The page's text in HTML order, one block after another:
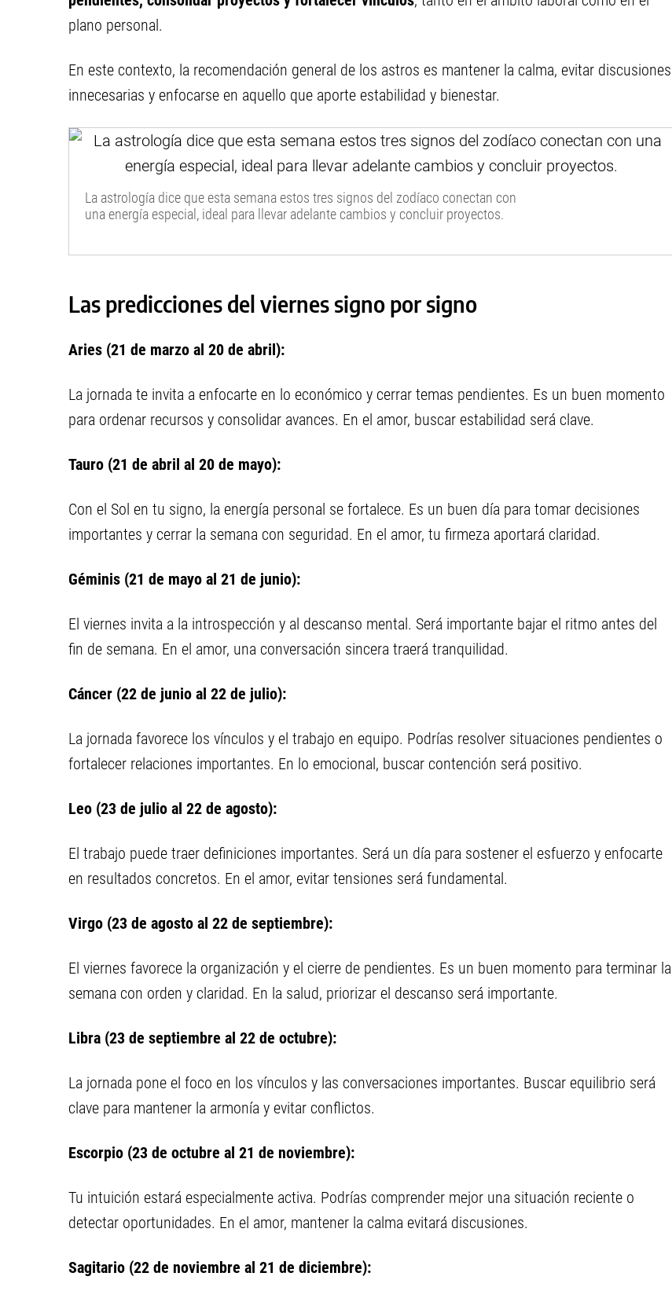
plano personal.
En este contexto, la recomendación general de los astros es mantener la calma, evitar discusiones
innecesarias y enfocarse en aquello que aporte estabilidad y bienestar.
La astrología dice que esta semana estos tres signos del zodíaco conectan con
una energía especial, ideal para llevar adelante cambios y concluir proyectos.
Las predicciones del viernes signo por signo
Aries (21 de marzo al 20 de abril):
La jornada te invita a enfocarte en lo económico y cerrar temas pendientes. Es un buen momento
para ordenar recursos y consolidar avances. En el amor, buscar estabilidad será clave.
Tauro (21 de abril al 20 de mayo):
Con el Sol en tu signo, la energía personal se fortalece. Es un buen día para tomar decisiones
importantes y cerrar la semana con seguridad. En el amor, tu firmeza aportará claridad.
Géminis (21 de mayo al 21 de junio):
El viernes invita a la introspección y al descanso mental. Será importante bajar el ritmo antes del
fin de semana. En el amor, una conversación sincera traerá tranquilidad.
Cáncer (22 de junio al 22 de julio):
La jornada favorece los vínculos y el trabajo en equipo. Podrías resolver situaciones pendientes o
fortalecer relaciones importantes. En lo emocional, buscar contención será positivo.
Leo (23 de julio al 22 de agosto):
El trabajo puede traer definiciones importantes. Será un día para sostener el esfuerzo y enfocarte
en resultados concretos. En el amor, evitar tensiones será fundamental.
Virgo (23 de agosto al 22 de septiembre):
El viernes favorece la organización y el cierre de pendientes. Es un buen momento para terminar la
semana con orden y claridad. En la salud, priorizar el descanso será importante.
Libra (23 de septiembre al 22 de octubre):
La jornada pone el foco en los vínculos y las conversaciones importantes. Buscar equilibrio será
clave para mantener la armonía y evitar conflictos.
Escorpio (23 de octubre al 21 de noviembre):
Tu intuición estará especialmente activa. Podrías comprender mejor una situación reciente o
detectar oportunidades. En el amor, mantener la calma evitará discusiones.
Sagitario (22 de noviembre al 21 de diciembre):